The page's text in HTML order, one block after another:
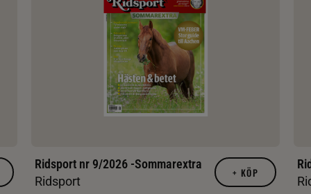
Ridsport nr 9/2026 -Sommarextra
Ridsport
+ KÖP